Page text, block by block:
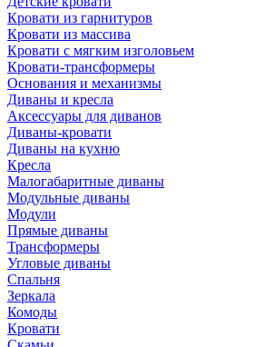
Кровати из гарнитуров
Кровати из массива
Кровати с мягким изголовьем
Кровати-трансформеры
Основания и механизмы
Диваны и кресла
Аксессуары для диванов
Диваны-кровати
Диваны на кухню
Кресла
Малогабаритные диваны
Модульные диваны
Модули
Прямые диваны
Трансформеры
Угловые диваны
Спальня
Зеркала
Комоды
Кровати